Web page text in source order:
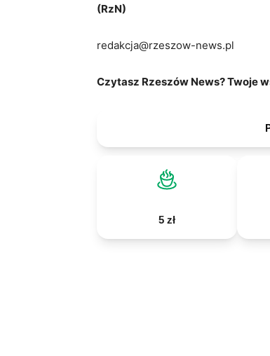
(RzN)
redakcja@rzeszow-news.pl
Czytasz Rzeszów News? Twoje
5 zł